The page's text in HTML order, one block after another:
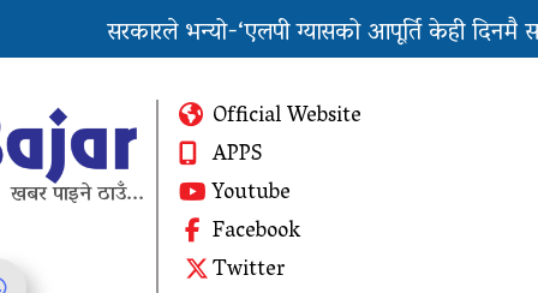
सरकारले भन्यो-‘एलपी ग्यासको आपूर्ति केही दिनमै
खबर पाइने ठाउँ...
Official Website
APPS
Youtube
Facebook
Twitter
तीन दिन सम्म मुसलधारे देखि